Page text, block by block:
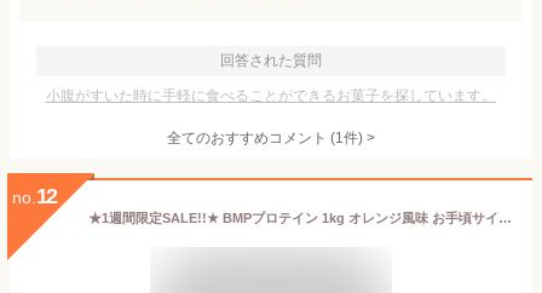
回答された質問
小腹がすいた時に手軽に食べることができるお菓子を探しています。
全てのおすすめコメント (1件) >
no. 12
★1週間限定SALE!!★ BMPプロテイン 1kg オレンジ風味 お手頃サイズ1kg 国内製造 ボディメイク プロテイン ホエイ 筋肉 筋トレ 肉体改造 プロテイン WPCホエイプロテイン コスパ タンパク質 高たんぱく 運動 ダイエット 置き換え 男性 女性 子供